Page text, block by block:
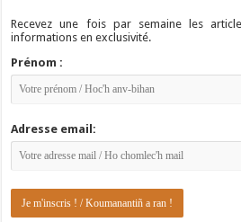
Recevez une fois par semaine les
informations en exclusivité.
Prénom :
Adresse email: